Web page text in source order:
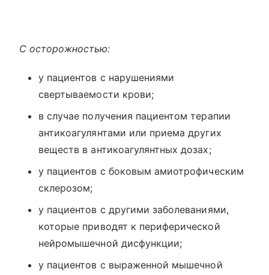
С осторожностью:
у пациентов с нарушениями
свертываемости крови;
в случае получения пациентом терапии
антикоагулянтами или приема других
веществ в антикоагулянтных дозах;
у пациентов с боковым амиотрофическим
склерозом;
у пациентов с другими заболеваниями,
которые приводят к периферической
нейромышечной дисфункции;
у пациентов с выраженной мышечной